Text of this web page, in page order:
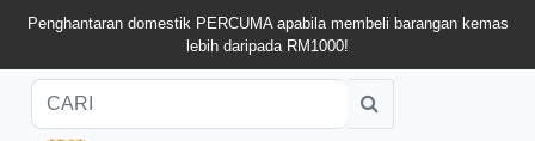
Penghantaran domestik PERCUMA apabila membeli barangan kemas
lebih daripada RM1000!